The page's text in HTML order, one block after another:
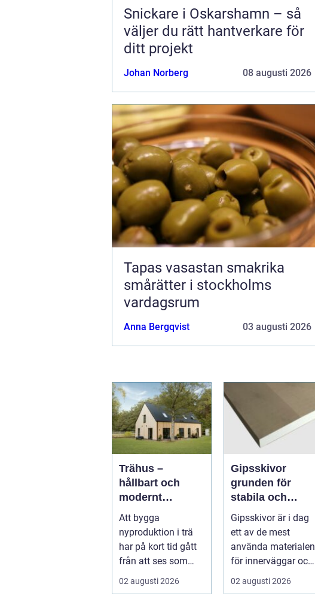
Snickare i Oskarshamn – så
väljer du rätt hantverkare för
ditt projekt
Johan Norberg 08 augusti 2026
Tapas vasastan smakrika
smårätter i stockholms
vardagsrum
Anna Bergqvist 03 augusti 2026
Trähus –
hållbart och
modernt
byggande för
framtiden
Att bygga
nyproduktion i trä
har på kort tid gått
från att ses som
02 augusti 2026
Gipsskivor
grunden för
stabila och
flexibla
innerväggar
Gipsskivor är i dag
ett av de mest
använda materialen
för innerväggar och
tak i både bostäder
och of...
02 augusti 2026